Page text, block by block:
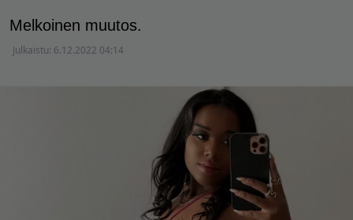
Melkoinen muutos.
Julkaistu: 6.12.2022 04:14